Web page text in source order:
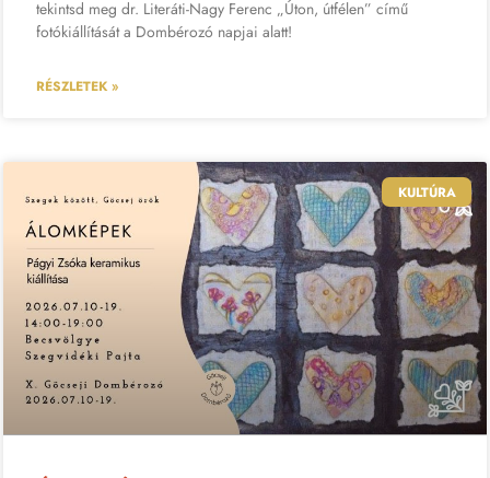
tekintsd meg dr. Literáti-Nagy Ferenc „Úton, útfélen” című
fotókiállítását a Dombérozó napjai alatt!
RÉSZLETEK »
KULTÚRA